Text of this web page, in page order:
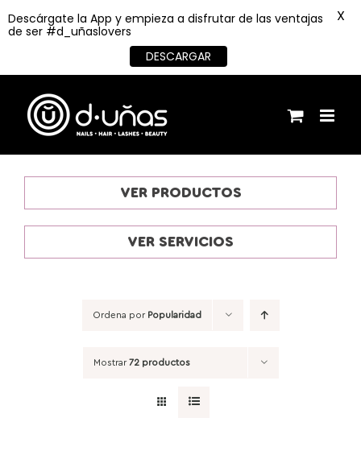
contenido
VER PRODUCTOS
VER SERVICIOS
Ordena por Popularidad
Mostrar72 productos
Descárgate la App y empieza a disfrutar de las ventajas
de ser #d_uñaslovers
DESCARGAR
X